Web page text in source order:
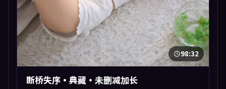
98:32
断桥失序·典藏·未删减加长